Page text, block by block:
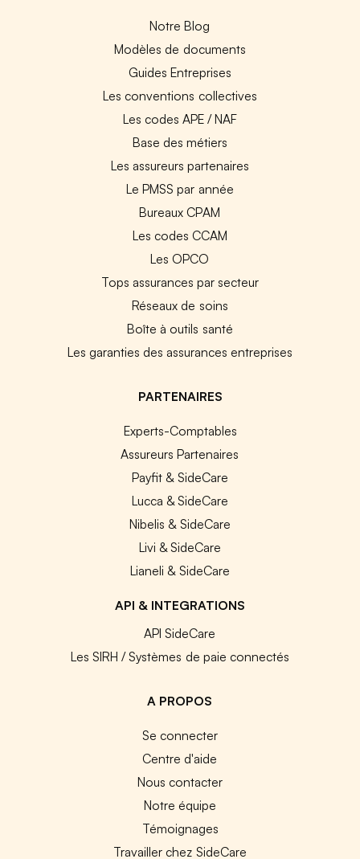
Notre Blog
Modèles de documents
Guides Entreprises
Les conventions collectives
Les codes APE / NAF
Base des métiers
Les assureurs partenaires
Le PMSS par année
Bureaux CPAM
Les codes CCAM
Les OPCO
Tops assurances par secteur
Réseaux de soins
Boîte à outils santé
Les garanties des assurances entreprises
PARTENAIRES
Experts-Comptables
Assureurs Partenaires
Payfit & SideCare
Lucca & SideCare
Nibelis & SideCare
Livi & SideCare
Lianeli & SideCare
API & INTEGRATIONS
API SideCare
Les SIRH / Systèmes de paie connectés
A PROPOS
Se connecter
Centre d'aide
Nous contacter
Notre équipe
Témoignages
Travailler chez SideCare